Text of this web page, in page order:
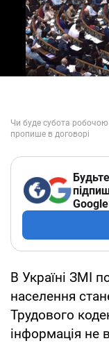
Google
В Україні ЗМІ
населення
Трудового
інформація не